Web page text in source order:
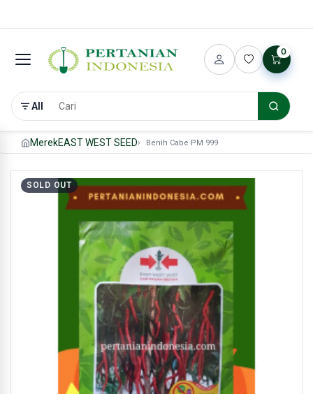
All
0
MerekEAST WEST SEED Benih Cabe PM 999
SOLD OUT